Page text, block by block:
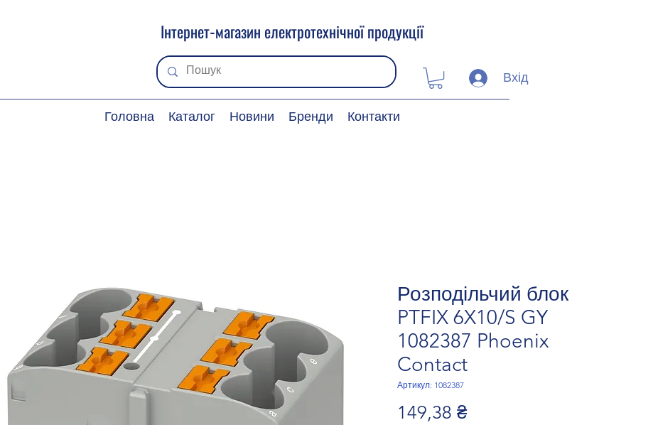
Інтернет-магазин електротехнічної продукції
Вхід
Головна Каталог Новини Бренди Контакти
Розподільчий блок
PTFIX 6X10/S GY
1082387 Phoenix
Contact
Артикул: 1082387
149,38 ₴Ціна